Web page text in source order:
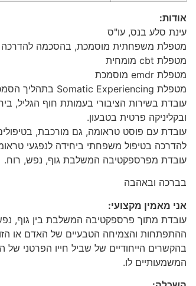
אודות:
עינת סלע בנס, עו"ס
מטפלת משפחתית מוסמכת, בהסכמה להדרכה
מטפלת cbt מומחית
מטפלת emdr מוסמכת
מטפלת Somatic Experiencing בתהליך הסמכה
עובדת בשירות הציבורי בעמותת חוף הגליל,
ובקליניקה פרטית בטבעון.
עובדת עם פוסט טראומה, גם מורכבת,
להדרכה בטיפול משפחתי ביחידה לנפגעי
עובדת מפרספקטיבה המשלבת גוף, נפש, רוח.
בברכה ובאהבה
אני מאמין מקצועי:
עובדת מתוך פרספקטיבה המשלבת בין גוף,
ההתפתחות והצמיחה הטבעיים של האדם או
בהקשרים הייחודיים של שביל חייו הפרטני
המשמעותיים לו.